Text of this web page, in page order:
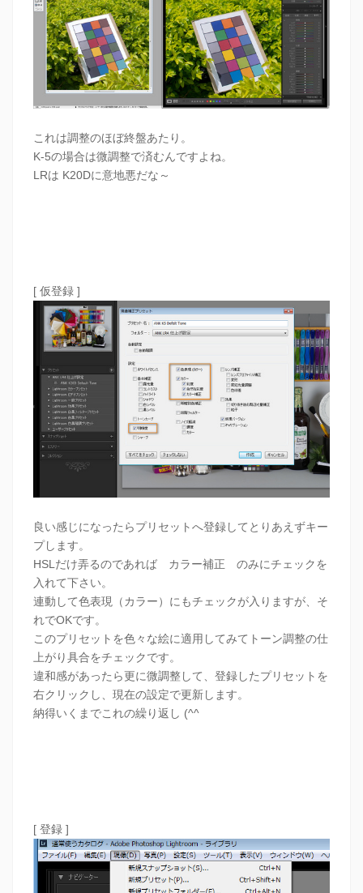
これは調整のほぼ終盤あたり。
K-5の場合は微調整で済むんですよね。
LRは K20Dに意地悪だな～
[ 仮登録 ]
良い感じになったらプリセットへ登録してとりあえずキー
プします。
HSLだけ弄るのであれば カラー補正 のみにチェックを
入れて下さい。
連動して色表現（カラー）にもチェックが入りますが、そ
れでOKです。
このプリセットを色々な絵に適用してみてトーン調整の仕
上がり具合をチェックです。
違和感があったら更に微調整して、登録したプリセットを
右クリックし、現在の設定で更新します。
納得いくまでこれの繰り返し (^^
[ 登録 ]